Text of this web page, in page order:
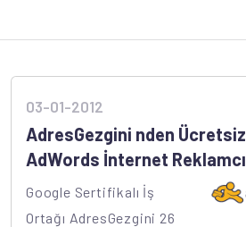
03-01-2012
AdresGezgini nden
AdWords İnternet
Google Sertifikalı İş
Ortağı AdresGezgini 26